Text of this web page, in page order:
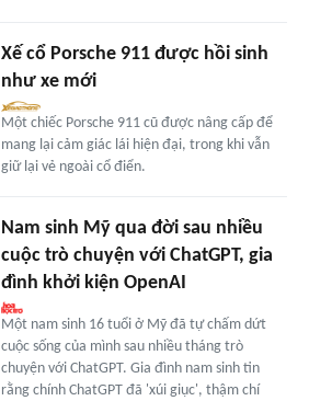
Xế cổ Porsche 911 được hồi sinh
như xe mới
Một chiếc Porsche 911 cũ được nâng cấp để
mang lại cảm giác lái hiện đại, trong khi vẫn
giữ lại vẻ ngoài cổ điển.
Nam sinh Mỹ qua đời sau nhiều
cuộc trò chuyện với ChatGPT, gia
đình khởi kiện OpenAI
Một nam sinh 16 tuổi ở Mỹ đã tự chấm dứt
cuộc sống của mình sau nhiều tháng trò
chuyện với ChatGPT. Gia đình nam sinh tin
rằng chính ChatGPT đã 'xúi giục', thậm chí